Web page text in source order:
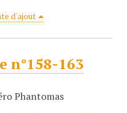
d'ajout
n°158-163
Phantomas